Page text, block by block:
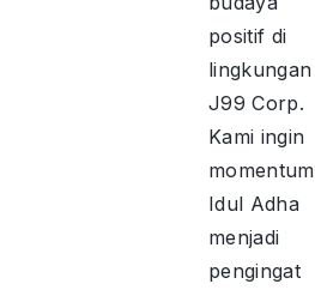
positif di
lingkungan
J99 Corp.
Kami ingin
momentum
Idul Adha
menjadi
pengingat